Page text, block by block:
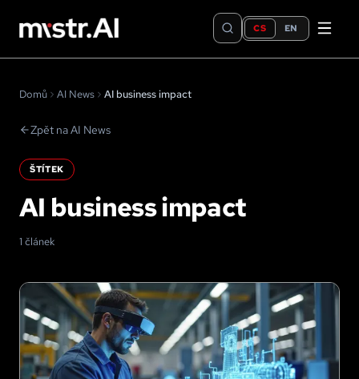
CS EN
Domů AI News AI business impact
Zpět na AI News
ŠTÍTEK
AI business impact
1 článek